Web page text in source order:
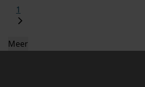
1
Meer